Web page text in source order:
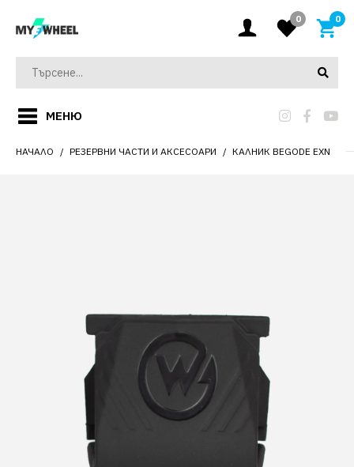
0 0
МЕНЮ
НАЧАЛО РЕЗЕРВНИ ЧАСТИ И АКСЕСОАРИ КАЛНИК BEGODE EXN